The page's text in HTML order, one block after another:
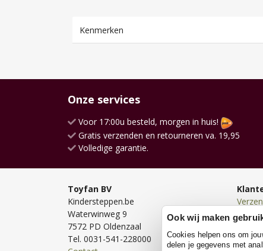
Kenmerken
Onze services
Voor 17:00u besteld, morgen in huis!
Gratis verzenden en retourneren va. 19,95
Volledige garantie.
Toyfan BV
Kindersteppen.be
Waterwinweg 9
7572 PD Oldenzaal
Tel. 0031-541-228000
Ook wij maken
Cookies helpen ons om
delen je gegevens met